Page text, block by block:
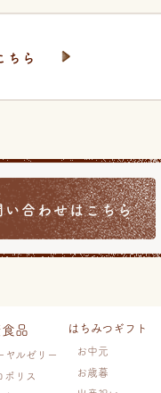
ちら
い合わせはこちら
品
ヤルゼリー
ポリス
はちみつギフト
お中元
お歳暮